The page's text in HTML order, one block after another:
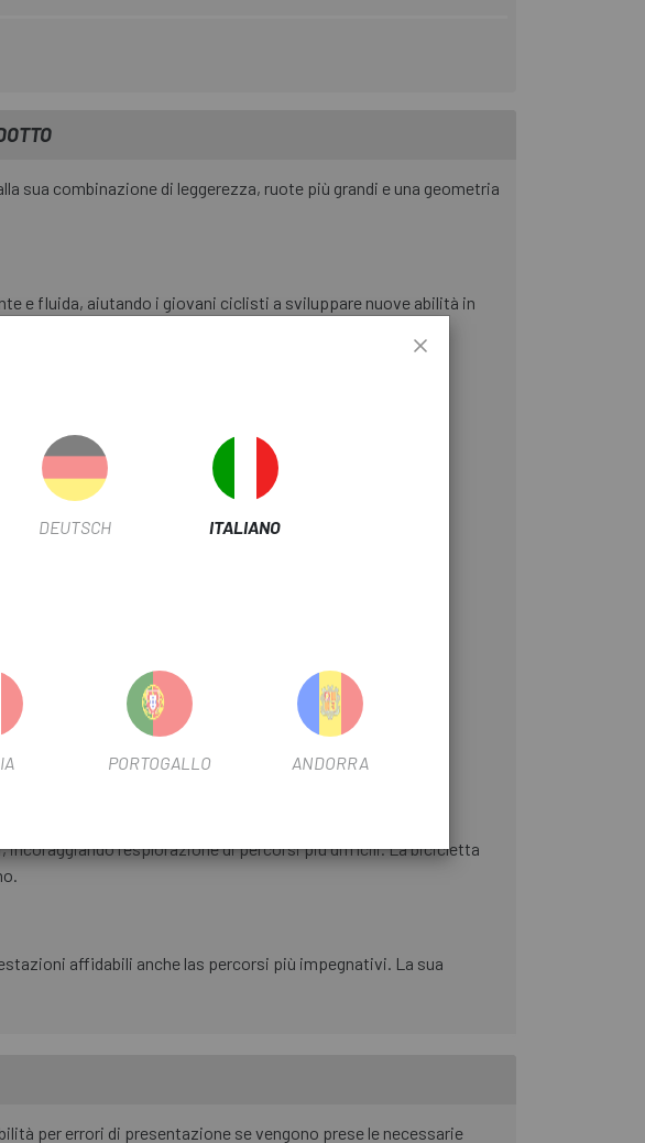
sua combinazione di leggerezza, ruote più grandi e una geometria
e fluida, aiutando i giovani ciclisti a sviluppare nuove abilità in
cm.
l'esplorazione di percorsi più difficili. La bicicletta
affidabili anche las percorsi più impegnativi. La sua
per errori di presentazione se vengono prese le necessarie
DEUTSCH ITALIANO
PORTOGALLO ANDORRA